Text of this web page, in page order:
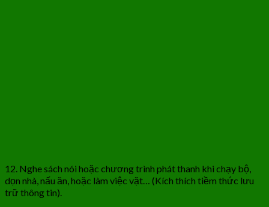
12. Nghe sách nói hoặc chương trình phát thanh khi chạy bộ,
dọn nhà, nấu ăn, hoặc làm việc vặt… (Kích thích tiềm thức lưu
trữ thông tin).